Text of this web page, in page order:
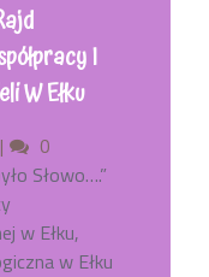
I
W Ełku
Comments
0
Słowo….”
w Ełku,
w Ełku